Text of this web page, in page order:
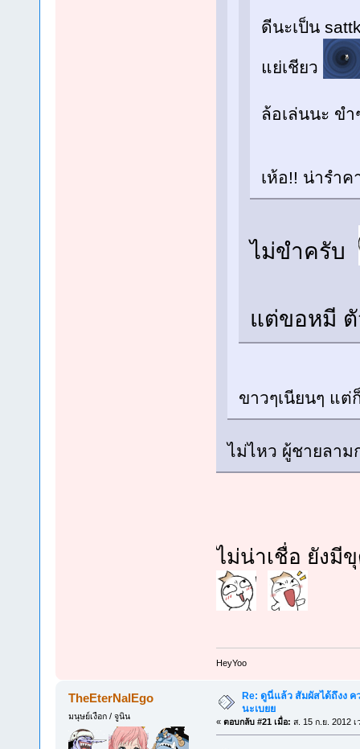
ดีนะเป็น
แย่เชียว
ล้อเล่นนะ ขำ
เห้อ!! น่ารำ
ไม่ขำครับ
แต่ขอหมี ตั
ขาวๆเนียนๆ แ
ไม่ไหว ผู้ชายลา
ไม่น่าเชื่อ ยัง
็HeyYoo
TheEterNalEgo
มนุษย์เงือก / จูนิน
Re: ดูนี่แล้ว สัมผัสได้ถึงง
นะเบยย
« ตอบกลับ #21 เมื่อ: ส. 15 ก.ย. 2012 เ